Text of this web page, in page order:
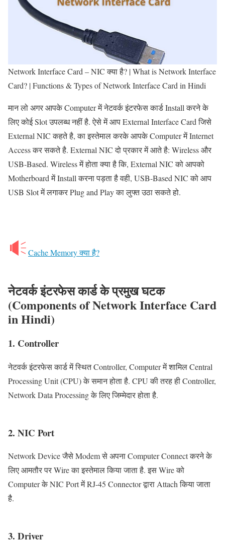
Network Interface Card – NIC क्या है? | What is Network Interface
Card? | Functions & Types of Network Interface Card in Hindi
मान लो अगर आपके Computer में नेटवर्क इंटरफेस कार्ड Install करने के
लिए कोई Slot उपलब्ध नहीं है. ऐसे में आप External Interface Card जिसे
External NIC कहते है, का इस्तेमाल करके आपके Computer में Internet
Access कर सकते है. External NIC दो प्रकार में आते है: Wireless और
USB-Based. Wireless में होता क्या है कि, External NIC को आपको
Motherboard में Install करना पड़ता है वही, USB-Based NIC को आप
USB Slot में लगाकर Plug and Play का लुफ्त उठा सकते हो.
Cache Memory क्या है?
नेटवर्क इंटरफेस कार्ड के प्रमुख घटक
(Components of Network Interface Card
in Hindi)
1. Controller
नेटवर्क इंटरफेस कार्ड में स्थित Controller, Computer में शामिल Central
Processing Unit (CPU) के समान होता है. CPU की तरह ही Controller,
Network Data Processing के लिए जिम्मेदार होता है.
2. NIC Port
Network Device जैसे Modem से अपना Computer Connect करने के
लिए आमतौर पर Wire का इस्तेमाल किया जाता है. इस Wire को
Computer के NIC Port में RJ-45 Connector द्वारा Attach किया जाता
है.
3. Driver